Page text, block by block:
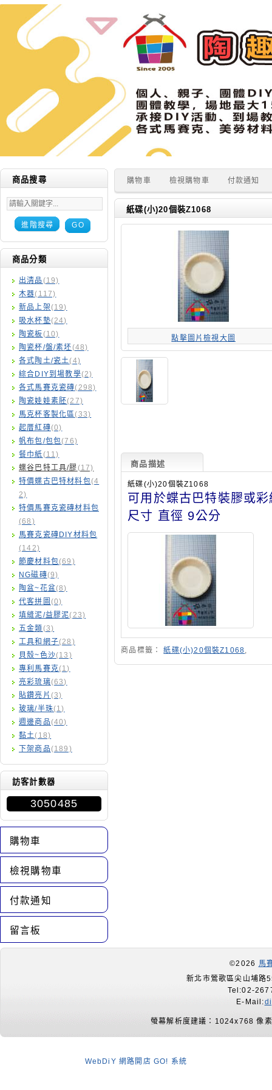
商品搜尋
進階搜尋 GO
商品分類
出清品 (19)
木器(117)
新品上架(19)
吸水杯墊(24)
陶瓷板 (10)
陶瓷杯/盤/素坯(48)
各式陶土/瓷土(4)
綜合DIY到場教學(2)
各式馬賽克瓷磚(298)
陶瓷娃娃素胚(27)
馬克杯客製化區(33)
起厝紅磚(0)
帆布包/包包(76)
餐巾紙(11)
蝶谷巴特工具/膠(17)
特價蝶古巴特材料包(4
2)
特價馬賽克瓷磚材料包
(68)
馬賽克瓷磚DIY材料包
(142)
節慶材料包(69)
NG磁磚(9)
陶盆~花盆(8)
代客拼圖 (0)
填縫泥/益膠泥(23)
五金類 (3)
工具和網子(28)
貝殼~色沙(13)
專利馬賽克(1)
亮彩琉璃(63)
貼鑽亮片 (3)
玻璃/半珠(1)
週邊商品(40)
黏土(18)
下架商品(189)
訪客計數器
3050485
購物車
檢視購物車
付款通知
留言板
購物車 檢視購物車 付款通知
紙碟(小)20個裝Z1068
點擊圖片檢視大圖
商品描述
紙碟(小)20個裝Z1068
可用於蝶古巴特裝膠或
尺寸 直徑 9公分
商品標籤：紙碟(小)20個裝Z1068,
©2026 馬
新北市鶯歌區尖山埔路
Tel:02-
E-Mail:
螢幕解析度建議：1024x768 像
WebDiY 網路開店 GO! 系統